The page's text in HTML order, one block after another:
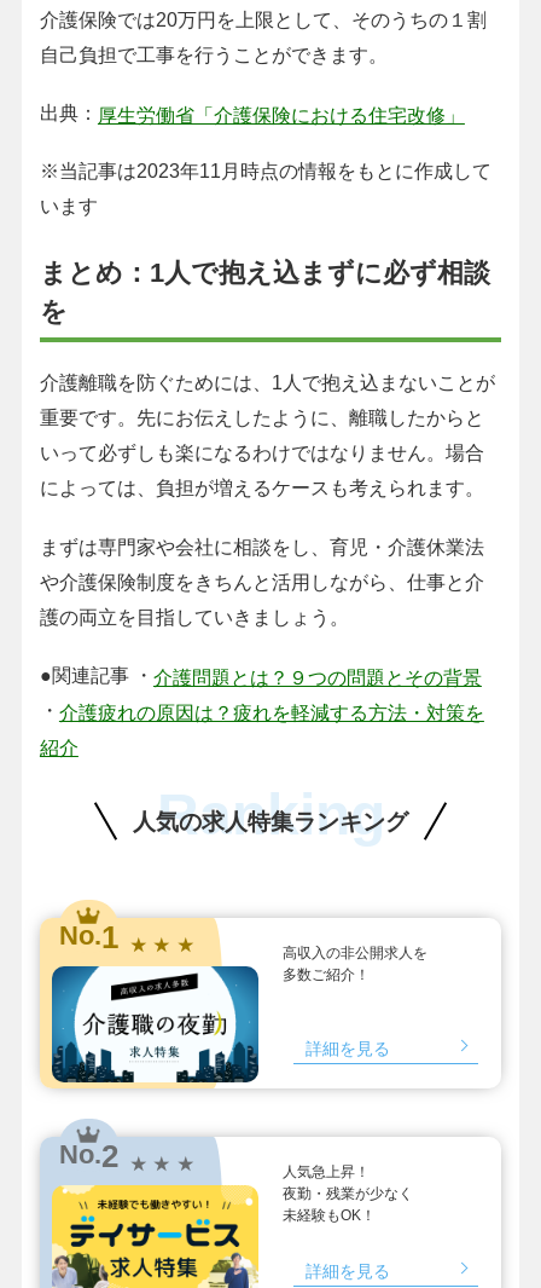
介護保険では20万円を上限として、そのうちの１割
自己負担で工事を行うことができます。
出典： 厚生労働省「介護保険における住宅改修」
※当記事は2023年11月時点の情報をもとに作成して
います
まとめ：1人で抱え込まずに必ず相談
を
介護離職を防ぐためには、1人で抱え込まないことが
重要です。先にお伝えしたように、離職したからと
いって必ずしも楽になるわけではなりません。場合
によっては、負担が増えるケースも考えられます。
まずは専門家や会社に相談をし、育児・介護休業法
や介護保険制度をきちんと活用しながら、仕事と介
護の両立を目指していきましょう。
●関連記事 ・ 介護問題とは？９つの問題とその背景
・ 介護疲れの原因は？疲れを軽減する方法・対策を
紹介
人気の求人特集ランキング
Ranking
No.1 ★ ★ ★
高収入の非公開求人を
多数ご紹介！
詳細を見る
No.2 ★ ★ ★
人気急上昇！
夜勤・残業が少なく
未経験もOK！
詳細を見る